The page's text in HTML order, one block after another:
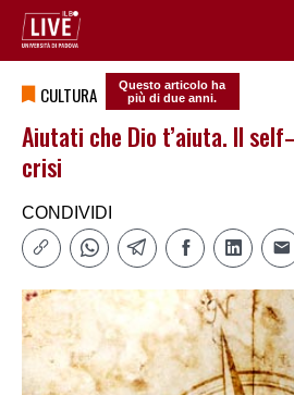
CULTURA
Questo articolo ha
più di due anni.
Aiutati che Dio t’aiuta. Il
crisi
CONDIVIDI